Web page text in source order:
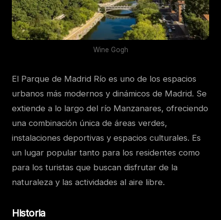
Wine Gogh
El Parque de Madrid Río es uno de los espacios
urbanos más modernos y dinámicos de Madrid. Se
extiende a lo largo del río Manzanares, ofreciendo
una combinación única de áreas verdes,
instalaciones deportivas y espacios culturales. Es
un lugar popular tanto para los residentes como
para los turistas que buscan disfrutar de la
naturaleza y las actividades al aire libre.
Historia